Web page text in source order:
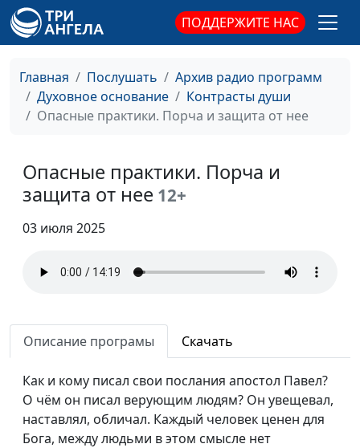
ПОДДЕРЖИТЕ НАС
Главная Послушать
Архив радио программ
Духовное основание
Контрасты души
Опасные практики. Порча и защита от нее
Опасные практики. Порча и
защита от нее 12+
03 июля 2025
Описание програмы Скачать
Как и кому писал свои послания апостол Павел?
О чём он писал верующим людям? Он увещевал,
наставлял, обличал. Каждый человек ценен для
Бога, между людьми в этом смысле нет
Как контролировать
свои мысли?
Игорь Кириченко,
Дмитрий Фокин,
кандидат
исторических наук,
проректор ЗАУ по
#407
Существует ли
Игорь Кириченко,
Дмитрий Фокин,
ли связь?
Дмитрий Фокин,
магистр богословия,
исторических наук,
проректор ЗАУ по
научной работе